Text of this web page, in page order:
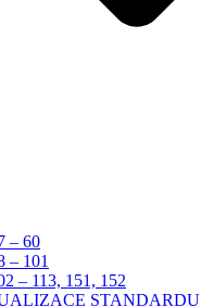
– 60
– 101
– 113, 151, 152
STANDARDU